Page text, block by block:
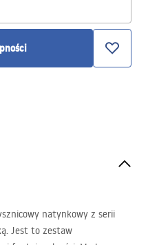
natynkowy z serii
Jest to zestaw